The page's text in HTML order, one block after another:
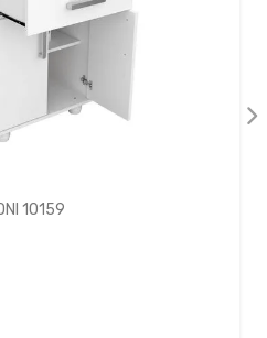
DESPENSERO MOSCONI 55994